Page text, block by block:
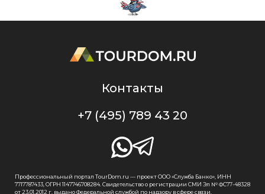
Контакты
+7 (495) 789 43 20
Профессиональный портал TourDom.ru — проект ООО «Служба Банко», ИНН
7717787433, ОГРН 1147746708284. Свидетельство о регистрации СМИ Эл № ФС77-48328
от 23.01.2012 г. выдано Федеральной службой по надзору в сфере связи,